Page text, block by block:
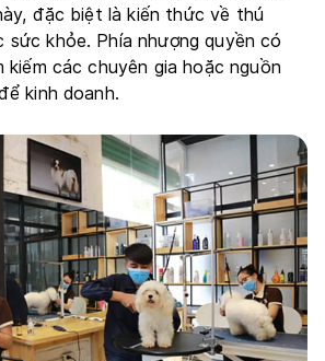
đặc biệt là kiến thức về thú
sức khỏe. Phía nhượng quyền có
các chuyên gia hoặc nguồn
kinh doanh.